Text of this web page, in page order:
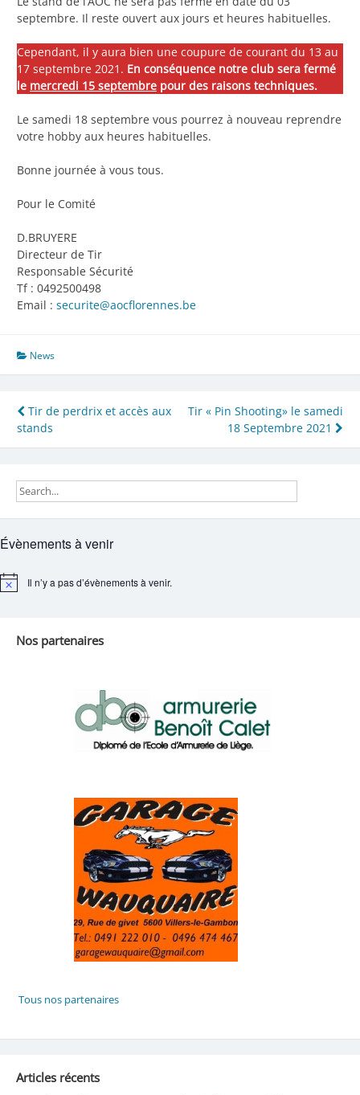
septembre. Il reste ouvert aux jours et heures habituelles.
Cependant, il y aura bien une coupure de courant du 13 au
17 septembre 2021. En conséquence notre club sera fermé
le mercredi 15 septembre pour des raisons techniques.
Le samedi 18 septembre vous pourrez à nouveau reprendre
votre hobby aux heures habituelles.
Bonne journée à vous tous.
Pour le Comité
D.BRUYERE
Directeur de Tir
Responsable Sécurité
Tf : 0492500498
Email : securite@aocflorennes.be
News
Navigation
de
Tir de perdrix et accès aux
stands
Tir « Pin Shooting» le samedi
18 Septembre 2021
Évènements à venir
Notice Il n’y a pas d’évènements à venir.
Nos partenaires
Tous nos partenaires
Articles récents